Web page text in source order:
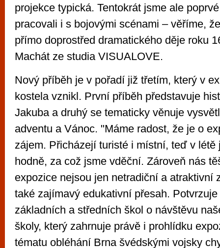
projekce typická. Tentokrát jsme ale
pracovali i s bojovými scénami – věříme,
přímo doprostřed dramatického děje roku
Machát ze studia VISUALOVE.
Nový příběh je v pořadí již třetím, který v
kostela vznikl. První příběh představuje
Jakuba a druhý se tematicky věnuje
adventu a Vánoc. "Máme radost, že je o
zájem. Přicházejí turisté i místní, teď v létě
hodně, za což jsme vděční. Zároveň nás
expozice nejsou jen netradiční a atraktivní
také zajímavý edukativní přesah.
základních a středních škol o návštěvu
školy, který zahrnuje právě i prohlídku
tématu obléhání Brna švédskými vojsky